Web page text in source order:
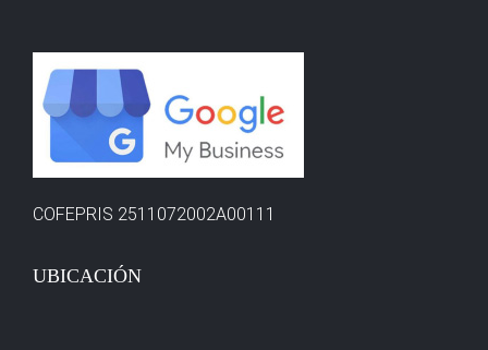
COFEPRIS 2511072002A00111
UBICACIÓN